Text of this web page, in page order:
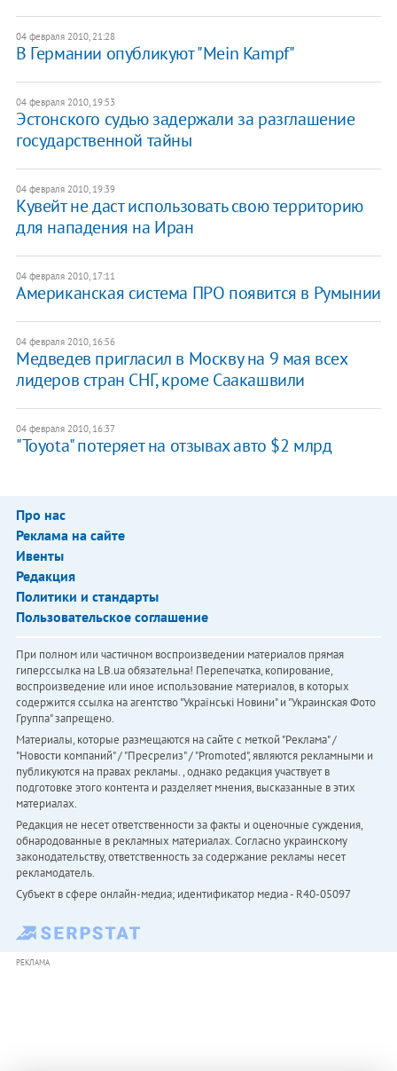
04 февраля 2010, 21:28
В Германии опубликуют "Mein Kampf"
04 февраля 2010, 19:53
Эстонского судью задержали за разглашение
государственной тайны
04 февраля 2010, 19:39
Кувейт не даст использовать свою территорию
для нападения на Иран
04 февраля 2010, 17:11
Американская система ПРО появится в Румынии
04 февраля 2010, 16:56
Медведев пригласил в Москву на 9 мая всех
лидеров стран СНГ, кроме Саакашвили
04 февраля 2010, 16:37
"Toyota" потеряет на отзывах авто $2 млрд
Про нас
Реклама на сайте
Ивенты
Редакция
Политики и стандарты
Пользовательское соглашение
При полном или частичном воспроизведении материалов прямая
гиперссылка на LB.ua обязательна! Перепечатка, копирование,
воспроизведение или иное использование материалов, в которых
содержится ссылка на агентство "Українськi Новини" и "Украинская Фото
Группа" запрещено.
Материалы, которые размещаются на сайте с меткой "Реклама" /
"Новости компаний" / "Пресрелиз" / "Promoted", являются рекламными и
публикуются на правах рекламы. , однако редакция участвует в
подготовке этого контента и разделяет мнения, высказанные в этих
материалах.
Редакция не несет ответственности за факты и оценочные суждения,
обнародованные в рекламных материалах. Согласно украинскому
законодательству, ответственность за содержание рекламы несет
рекламодатель.
Субъект в сфере онлайн-медиа; идентификатор медиа - R40-05097
РЕКЛАМА